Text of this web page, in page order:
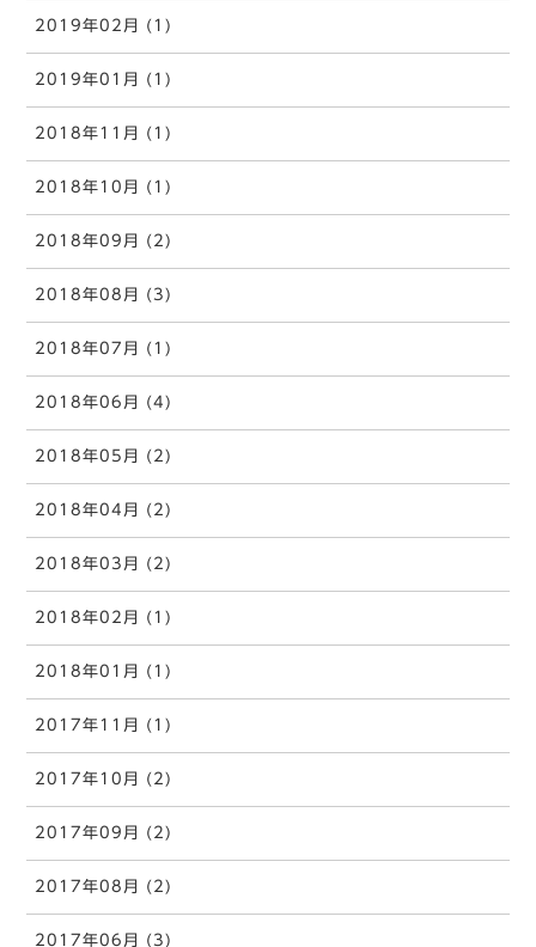
2019年02月 (1)
2019年01月 (1)
2018年11月 (1)
2018年10月 (1)
2018年09月 (2)
2018年08月 (3)
2018年07月 (1)
2018年06月 (4)
2018年05月 (2)
2018年04月 (2)
2018年03月 (2)
2018年02月 (1)
2018年01月 (1)
2017年11月 (1)
2017年10月 (2)
2017年09月 (2)
2017年08月 (2)
2017年06月 (3)